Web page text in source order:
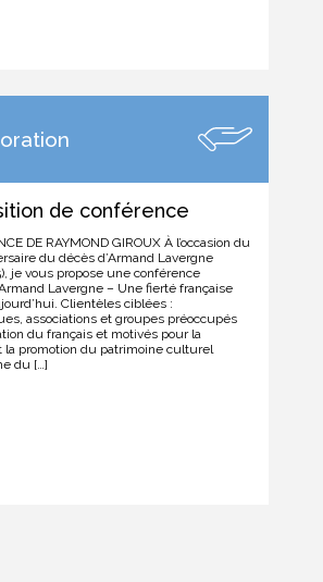
de conférence
DE RAYMOND GIROUX À l’occasion du
du décès d’Armand Lavergne
je vous propose une conférence
Lavergne – Une fierté française
Clientèles ciblées :
associations et groupes préoccupés
du français et motivés pour la
la promotion du patrimoine culturel
du […]